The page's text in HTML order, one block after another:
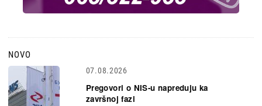
NOVO
07.08.2026
Pregovori o NIS-u napreduju ka
završnoj fazi